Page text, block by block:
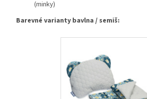
(minky)
Barevné varianty bavlna / semiš: